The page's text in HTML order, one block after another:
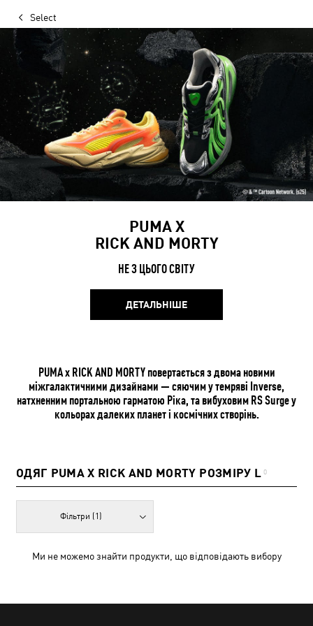
Select
PUMA Х
RICK AND MORTY
НЕ З ЦЬОГО СВІТУ
ДЕТАЛЬНІШЕ
PUMA x RICK AND MORTY повертається з двома новими
міжгалактичними дизайнами — сяючим у темряві Inverse,
натхненним портальною гарматою Ріка, та вибуховим RS Surge у
кольорах далеких планет і космічних створінь.
ОДЯГ PUMA X RICK AND MORTY РОЗМІРУ L 0
Фільтри (1)
Ми не можемо знайти продукти, що відповідають вибору